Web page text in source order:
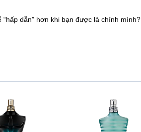
dẫn” hơn khi bạn được là chính mình?